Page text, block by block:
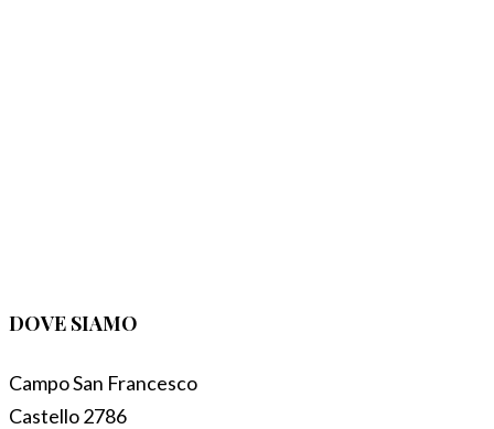
DOVE SIAMO
Campo San Francesco
Castello 2786